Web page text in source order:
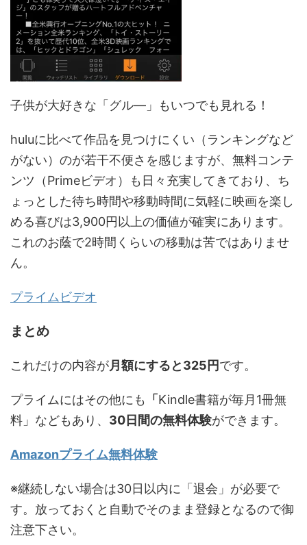
子供が大好きな「グル―」もいつでも見れる！
huluに比べて作品を見つけにくい（ランキングなど
がない）のが若干不便さを感じますが、無料コンテ
ンツ（Primeビデオ）も日々充実してきており、ち
ょっとした待ち時間や移動時間に気軽に映画を楽し
める喜びは3,900円以上の価値が確実にあります。
これのお蔭で2時間くらいの移動は苦ではありませ
ん。
プライムビデオ
まとめ
これだけの内容が月額にすると325円です。
プライムにはその他にも 「Kindle書籍が毎月1冊無
料」などもあり、 30日間の無料体験ができます。
Amazonプライム無料体験
※継続しない場合は30日以内に「退会」が必要で
す。放っておくと自動でそのまま登録となるので御
注意下さい。